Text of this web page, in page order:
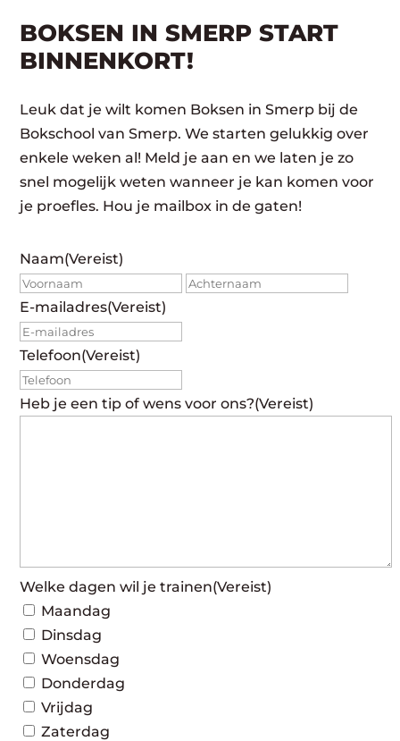
BOKSEN IN SMERP START
BINNENKORT!
Leuk dat je wilt komen Boksen in Smerp bij de
Bokschool van Smerp. We starten gelukkig over
enkele weken al! Meld je aan en we laten je zo
snel mogelijk weten wanneer je kan komen voor
je proefles. Hou je mailbox in de gaten!
Naam(Vereist)
Voornaam
E-mailadres(Vereist)
Telefoon(Vereist)
Heb je een tip of wens voor ons?(Vereist)
Welke dagen wil je trainen(Vereist)
Maandag
Dinsdag
Woensdag
Donderdag
Vrijdag
Zaterdag